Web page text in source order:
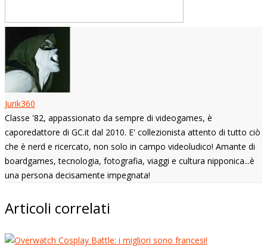
Jurik360
Classe '82, appassionato da sempre di videogames, è
caporedattore di GC.it dal 2010. E' collezionista attento di tutto ciò
che è nerd e ricercato, non solo in campo videoludico! Amante di
boardgames, tecnologia, fotografia, viaggi e cultura nipponica...è
una persona decisamente impegnata!
Articoli correlati